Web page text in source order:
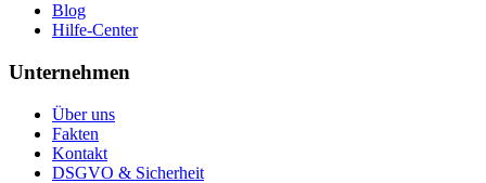
Blog
Hilfe-Center
Unternehmen
Über uns
Fakten
Kontakt
DSGVO & Sicherheit